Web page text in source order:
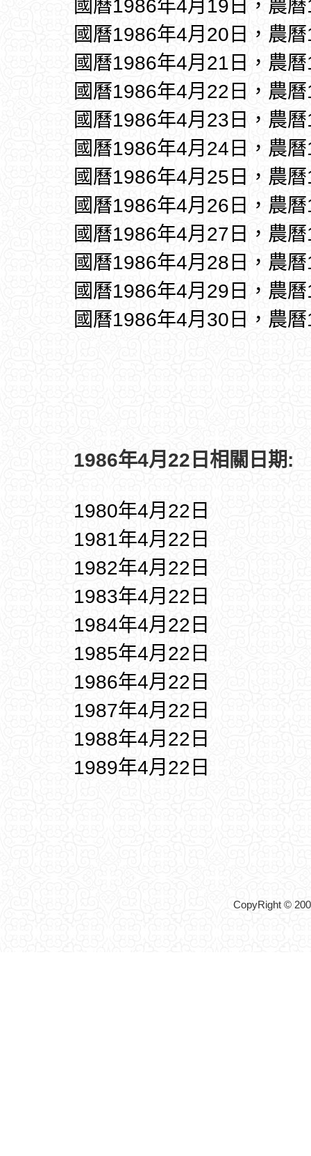
國曆1986年4月19日，農
國曆1986年4月20日，農
國曆1986年4月21日，農
國曆1986年4月22日，農
國曆1986年4月23日，農
國曆1986年4月24日，農
國曆1986年4月25日，農
國曆1986年4月26日，農
國曆1986年4月27日，農
國曆1986年4月28日，農
國曆1986年4月29日，農
國曆1986年4月30日，農
1986年4月22日相關日期:
1980年4月22日
1981年4月22日
1982年4月22日
1983年4月22日
1984年4月22日
1985年4月22日
1986年4月22日
1987年4月22日
1988年4月22日
1989年4月22日
CopyRight ©